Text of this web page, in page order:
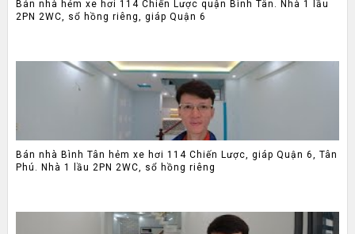
Bán nhà hẻm xe hơi 114 Chiến Lược quận Bình Tân. Nhà 1 lầu
2PN 2WC, sổ hồng riêng, giáp Quận 6
Bán nhà Bình Tân hẻm xe hơi 114 Chiến Lược, giáp Quận 6, Tân
Phú. Nhà 1 lầu 2PN 2WC, sổ hồng riêng